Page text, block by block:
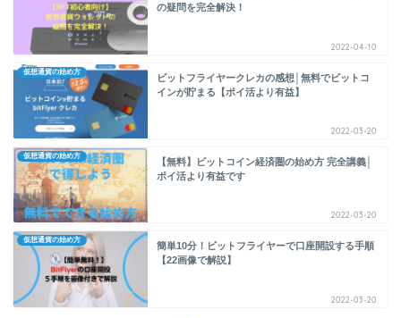
の疑問を完全解決！
2022-04-10
仮想通貨の始め方
ビットフライヤークレカの感想│無料でビットコ
インが貯まる【ポイ活より有益】
2022-03-20
仮想通貨の始め方
【無料】ビットコイン経済圏の始め方 完全講義│
ポイ活より有益です
2022-03-20
仮想通貨の始め方
簡単10分！ビットフライヤーで口座開設する手順
【22画像で解説】
2022-03-20